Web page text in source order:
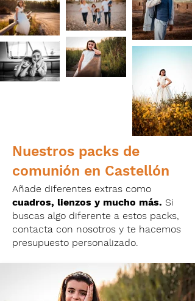
Nuestros packs de
comunión en Castellón
Añade diferentes extras como
cuadros, lienzos y mucho más. Si
buscas algo diferente a estos packs,
contacta con nosotros y te hacemos
presupuesto personalizado.